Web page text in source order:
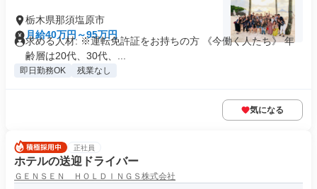
栃木県那須塩原市
月給40万円～95万円
求める人材: ※運転免許証をお持ちの方 《今働く人たち》 年
齢層は20代、30代、...
即日勤務OK 残業なし
気になる
正社員
ホテルの送迎ドライバー
ＧＥＮＳＥＮ ＨＯＬＤＩＮＧＳ株式会社